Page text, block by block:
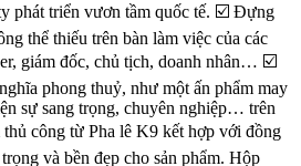
phát triển vươn tầm quốc tế. ☑️ Đựng
thể thiếu trên bàn làm việc của các
giám đốc, chủ tịch, doanh nhân… ☑️
phong thuỷ, như một ấn phẩm may
sự sang trọng, chuyên nghiệp… trên
công từ Pha lê K9 kết hợp với đồng
và bền đẹp cho sản phẩm. Hộp